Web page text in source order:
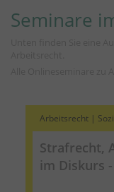
Seminare
Arbeitsrecht |
Strafrecht,
im Diskurs